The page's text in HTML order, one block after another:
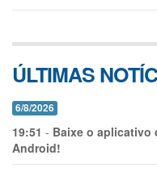
ÚLTIMAS
6/8/2026
19:51 - Baixe o aplicativo
Android!